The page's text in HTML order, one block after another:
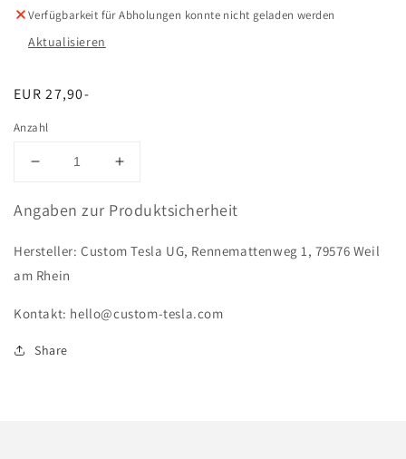
Verfügbarkeit für Abholungen konnte nicht geladen werden
Aktualisieren
Normaler
EUR 27,90-
Anzahl
Verringere
Menge
OBD2
Erhöhe
Menge
OBD2
Adapterkabel
Angaben zur Produktsicherheit
Hersteller: Custom Tesla UG, Rennemattenweg 1, 79576 Weil
am Rhein
Kontakt: hello@custom-tesla.com
Share